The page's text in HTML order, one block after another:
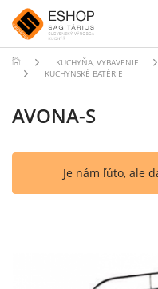
KUCHYŇA, VYBAVENIE
KUCHYNSKÉ BATÉRIE
AVONA-S
Je nám ľúto, ale